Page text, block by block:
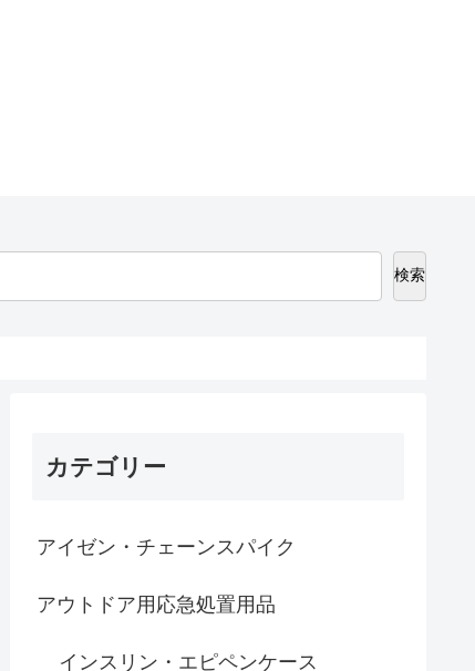
検索
カテゴリー
アイゼン・チェーンスパイク
アウトドア用応急処置用品
インスリン・エピペンケース